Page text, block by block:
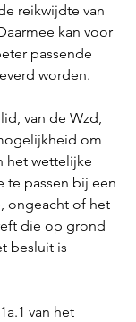
reikwijdte van
kan voor
passende
worden.
van de Wzd,
om
het wettelijke
te passen bij een
ongeacht of het
die op grond
besluit is
van het